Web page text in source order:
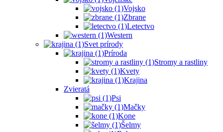
Vojsko
Zbrane
Letectvo
Western
Svet prírody
Príroda
Stromy a rastliny
Kvety
Krajina
Zvieratá
Psi
Mačky
Kone
Šelmy